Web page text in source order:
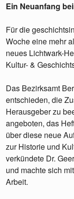
Ein Neuanfang
Für die
Woche eine mehr
neues Lichtwark-
Kultur- &
Das Bezirksamt
entschieden, die
Herausgeber zu
angeboten, das
über diese neue
zur Historie und
verkündete Dr.
und machte sich
Arbeit.